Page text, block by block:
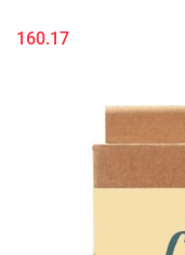
160.17